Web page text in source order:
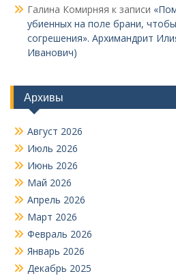
Галина Комирняя к записи
убиенных на поле брани,
согрешения». Архимандрит
Иванович)
Архивы
Август 2026
Июль 2026
Июнь 2026
Май 2026
Апрель 2026
Март 2026
Февраль 2026
Январь 2026
Декабрь 2025